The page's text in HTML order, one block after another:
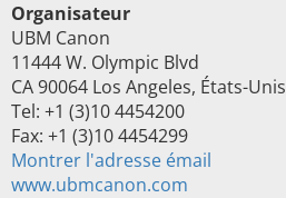
Organisateur
UBM Canon
11444 W. Olympic Blvd
CA 90064 Los Angeles, États-Unis
Tel: +1 (3)10 4454200
Fax: +1 (3)10 4454299
Montrer l'adresse émail
www.ubmcanon.com